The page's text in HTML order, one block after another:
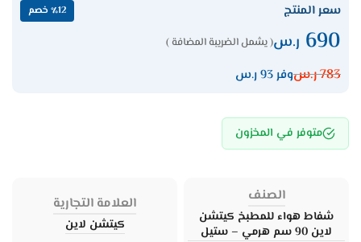
سعر المنتج ٪12 خصم
690 ر.س( يشمل الضريبة المضافة )
783ر.سوفر 93 ر.س
متوفر في المخزون
الصنف
شفاط هواء للمطبخ كيتشن
لاين 90 سم هرمي – ستيل
العلامة التجارية
كيتشن لاين